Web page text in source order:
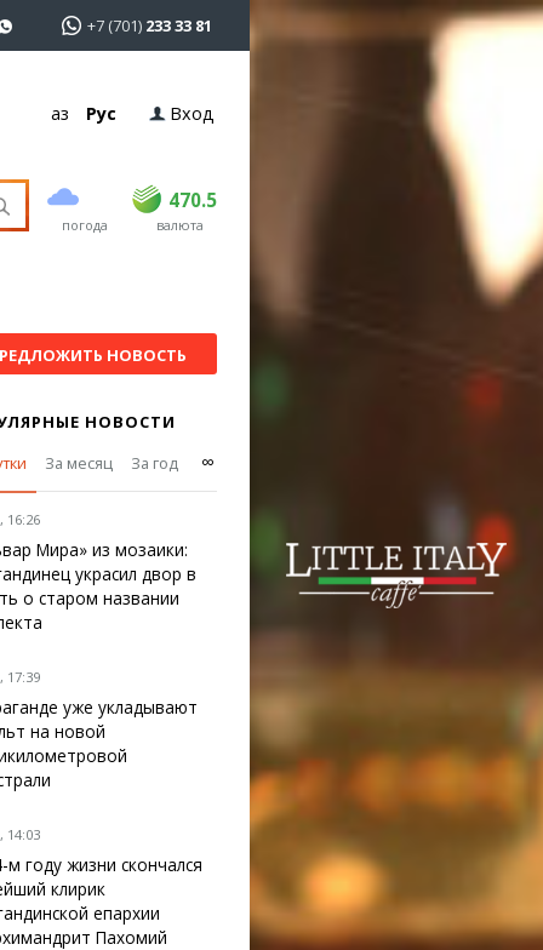
+7 (701) 233 33 81
Қаз Рус Вход
погода
470.5
USD 469 470.5
EUR валюта
НОВОСТЬ
НОВОСТИ
За месяц За год ∞
16:26
Мира» из мозаики:
украсил двор в
о старом названии
17:39
уже укладывают
на новой
14:03
м году жизни скончался
клирик
епархии
Пахомий